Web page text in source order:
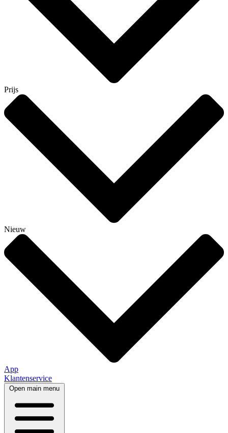
Prijs
Nieuw
App
Klantenservice
Open main menu